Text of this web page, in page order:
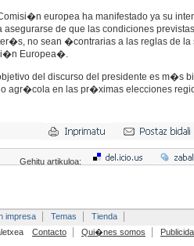
europea ha manifestado ya su
asegurarse de que las condiciones
no sean �contrarias a las reglas de la
Europea�.
del discurso del presidente es m�s
agr�cola en las pr�ximas elecciones
Gehitu artikuloa:
impresa Temas
Tienda
Contacto Qui�nes somos